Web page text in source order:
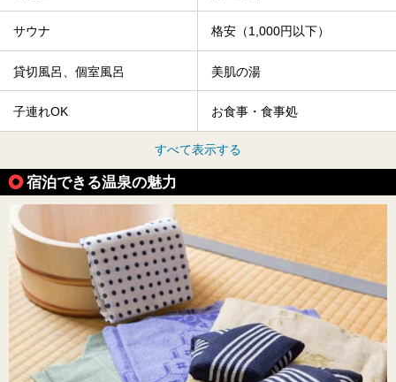
サウナ 格安（1,000円以下）
貸切風呂、個室風呂 美肌の湯
子連れOK お食事・食事処
すべて表示する
宿泊できる温泉の魅力